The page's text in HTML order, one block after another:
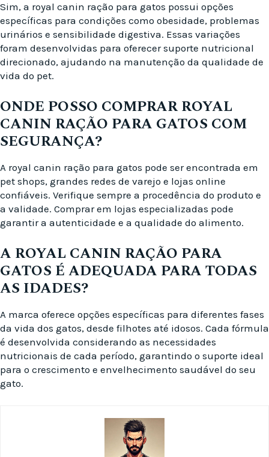
Sim, a royal canin ração para gatos possui opções
específicas para condições como obesidade, problemas
urinários e sensibilidade digestiva. Essas variações
foram desenvolvidas para oferecer suporte nutricional
direcionado, ajudando na manutenção da qualidade de
vida do pet.
ONDE POSSO COMPRAR ROYAL
CANIN RAÇÃO PARA GATOS COM
SEGURANÇA?
A royal canin ração para gatos pode ser encontrada em
pet shops, grandes redes de varejo e lojas online
confiáveis. Verifique sempre a procedência do produto e
a validade. Comprar em lojas especializadas pode
garantir a autenticidade e a qualidade do alimento.
A ROYAL CANIN RAÇÃO PARA
GATOS É ADEQUADA PARA TODAS
AS IDADES?
A marca oferece opções específicas para diferentes fases
da vida dos gatos, desde filhotes até idosos. Cada fórmula
é desenvolvida considerando as necessidades
nutricionais de cada período, garantindo o suporte ideal
para o crescimento e envelhecimento saudável do seu
gato.